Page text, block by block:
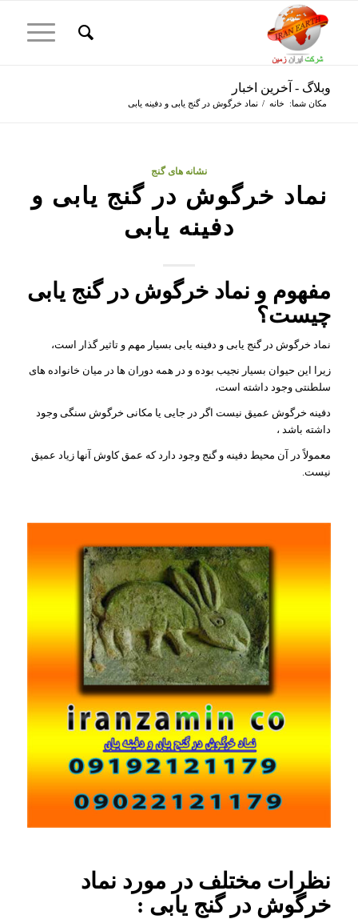
وبلاگ - آخرین اخبار
مکان شما: خانه / نماد خرگوش در گنج یابی و دفینه یابی
نشانه های گنج
نماد خرگوش در گنج یابی و
دفینه یابی
مفهوم و نماد خرگوش در گنج یابی
چیست؟
نماد خرگوش در گنج یابی و دفینه یابی بسیار مهم و تاثیر گذار است،
زیرا این حیوان بسیار نجیب بوده و در همه دوران ها در میان خانواده های
سلطنتی وجود داشته است،
دفینه خرگوش عمیق نیست اگر در جایی یا مکانی خرگوش سنگی وجود
داشته باشد ،
معمولاً در آن محیط دفینه و گنج وجود دارد که عمق کاوش آنها زیاد عمیق
نیست.
نظرات مختلف در مورد نماد
خرگوش در گنج یابی :